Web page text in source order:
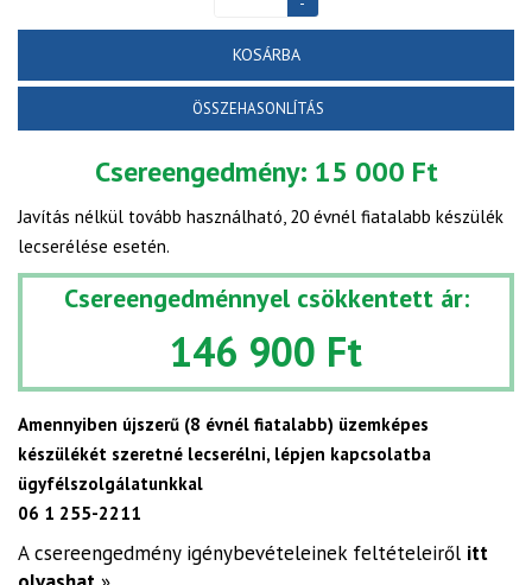
KOSÁRBA
ÖSSZEHASONLÍTÁS
Csereengedmény: 15 000 Ft
Javítás nélkül tovább használható, 20 évnél fiatalabb készülék
lecserélése esetén.
Csereengedménnyel csökkentett ár:
146 900 Ft
Amennyiben újszerű (8 évnél fiatalabb) üzemképes
készülékét szeretné lecserélni, lépjen kapcsolatba
ügyfélszolgálatunkkal
06 1 255-2211
A csereengedmény igénybevételeinek feltételeiről itt